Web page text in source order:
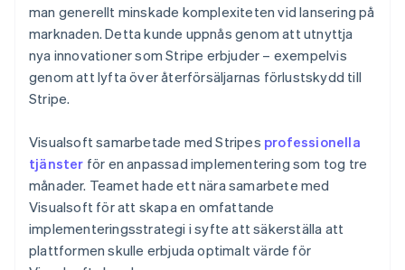
man generellt minskade komplexiteten vid lansering på
marknaden. Detta kunde uppnås genom att utnyttja
nya innovationer som Stripe erbjuder – exempelvis
genom att lyfta över återförsäljarnas förlustskydd till
Stripe.
Visualsoft samarbetade med Stripes professionella
tjänster för en anpassad implementering som tog tre
månader. Teamet hade ett nära samarbete med
Visualsoft för att skapa en omfattande
implementeringsstrategi i syfte att säkerställa att
plattformen skulle erbjuda optimalt värde för